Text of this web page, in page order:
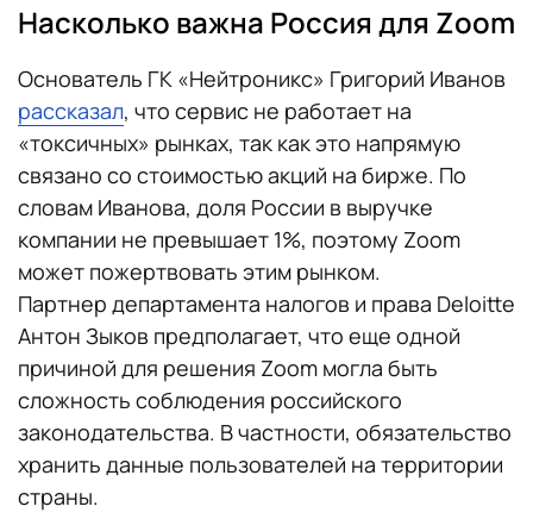
Насколько важна Россия для Zoom
Основатель ГК «Нейтроникс» Григорий Иванов
рассказал, что сервис не работает на
«токсичных» рынках, так как это напрямую
связано со стоимостью акций на бирже. По
словам Иванова, доля России в выручке
компании не превышает 1%, поэтому Zoom
может пожертвовать этим рынком.
Партнер департамента налогов и права Deloitte
Антон Зыков предполагает, что еще одной
причиной для решения Zoom могла быть
сложность соблюдения российского
законодательства. В частности, обязательство
хранить данные пользователей на территории
страны.